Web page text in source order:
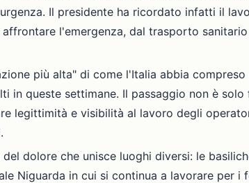
Il presidente ha ricordato infatti il
l'emergenza, dal trasporto
più alta" di come l'Italia abbia
in queste settimane. Il passaggio non è solo
legittimità e visibilità al lavoro degli
dolore che unisce luoghi diversi: le
Niguarda in cui si continua a lavorare per i